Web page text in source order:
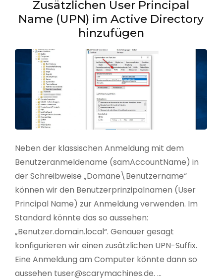
Zusätzlichen User Principal
Name (UPN) im Active Directory
hinzufügen
Neben der klassischen Anmeldung mit dem
Benutzeranmeldename (samAccountName) in
der Schreibweise „Domäne\Benutzername“
können wir den Benutzerprinzipalnamen (User
Principal Name) zur Anmeldung verwenden. Im
Standard könnte das so aussehen:
„Benutzer.domain.local“. Genauer gesagt
konfigurieren wir einen zusätzlichen UPN-Suffix.
Eine Anmeldung am Computer könnte dann so
aussehen tuser@scarymachines.de. …